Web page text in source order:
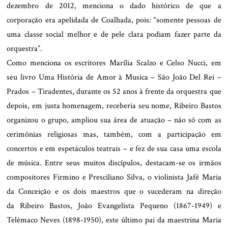
dezembro de 2012, menciona o dado histórico de que a
corporação era apelidada de Coalhada, pois: “somente pessoas de
uma classe social melhor e de pele clara podiam fazer parte da
orquestra”.
Como menciona os escritores Marília Scalzo e Celso Nucci, em
seu livro Uma História de Amor à Musica – São João Del Rei –
Prados – Tiradentes, durante os 52 anos à frente da orquestra que
depois, em justa homenagem, receberia seu nome, Ribeiro Bastos
organizou o grupo, ampliou sua área de atuação – não só com as
cerimônias religiosas mas, também, com a participação em
concertos e em espetáculos teatrais – e fez de sua casa uma escola
de música.Entre seus muitos discípulos, destacam-se os irmãos
compositores Firmino e Presciliano Silva, o violinista Jafé Maria
da Conceição e os dois maestros que o sucederam na direção
da Ribeiro Bastos, João Evangelista Pequeno (1867-1949) e
Telêmaco Neves (1898-1950), este último pai da maestrina Maria